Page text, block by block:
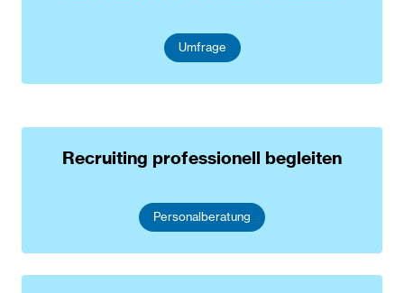
Umfrage
Recruiting professionell begleiten
Personalberatung